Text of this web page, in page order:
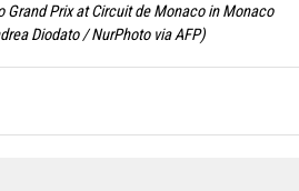
Prix at Circuit de Monaco in Monaco
Diodato / NurPhoto via AFP)